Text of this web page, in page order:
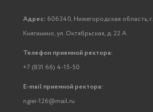
Адрес: 606340, Нижегородская область, г.
Княгинино, ул. Октябрьская, д. 22 А
Телефон приемной ректора:
+7 (831 66) 4-15-50
E-mail приемной ректора:
ngiei-126@mail.ru